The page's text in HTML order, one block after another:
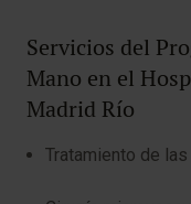
Servicios del
Mano en el
Madrid Río
Tratamiento de